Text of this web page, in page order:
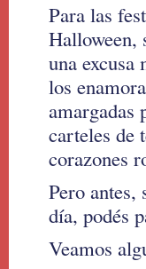
Para las
Halloween,
una excusa
los
amargadas
carteles de
corazones
Pero antes,
día, podés
Veamos